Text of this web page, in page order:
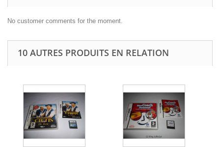
No customer comments for the moment.
10 AUTRES PRODUITS EN RELATION